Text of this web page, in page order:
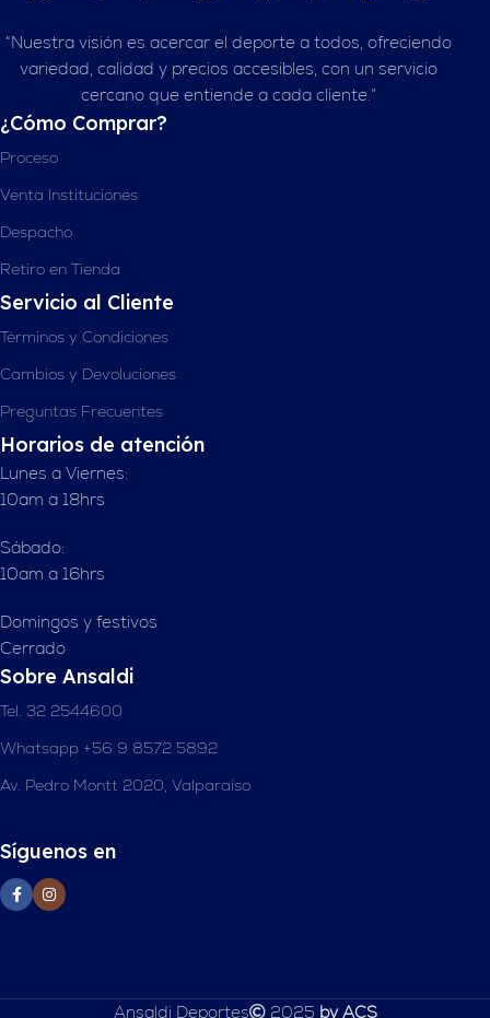
“Nuestra visión es acercar el deporte a todos, ofreciendo
variedad, calidad y precios accesibles, con un servicio
cercano que entiende a cada cliente.”
¿Cómo Comprar?
Proceso
Venta Instituciones
Despacho
Retiro en Tienda
Servicio al Cliente
Términos y Condiciones
Cambios y Devoluciones
Preguntas Frecuentes
Horarios de atención
Lunes a Viernes:
10am a 18hrs
Sábado:
10am a 16hrs
Domingos y festivos
Cerrado
Sobre Ansaldi
Tel. 32 2544600
Whatsapp +56 9 8572 5892
Av. Pedro Montt 2020, Valparaíso
Síguenos en
Ansaldi Deportes 2025 by ACS